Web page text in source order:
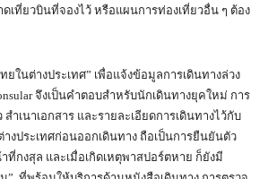
ดเที่ยวบินที่จองไว้ หรือแผนการท่องเที่ยวอื่น ๆ ต้อง
ยในต่างประเทศ” เพื่อแจ้งข้อมูลการเดินทางล่วง
จึงเป็นคำตอบสำหรับนักเดินทางยุคใหม่ การ
ำเนาเอกสาร และรายละเอียดการเดินทางไว้กับ
างประเทศก่อนออกเดินทาง ถือเป็นการยืนยันตัว
ที่กงสุล และเมื่อเกิดเหตุพาสปอร์ตหาย ก็ยังมี